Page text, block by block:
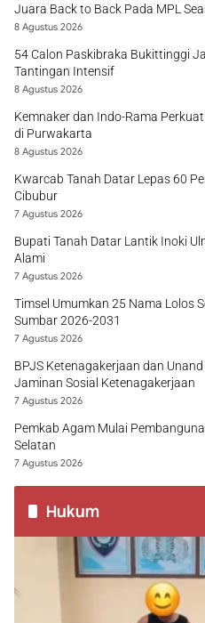
Juara Back to Back Pada MPL
8 Agustus 2026
54 Calon Paskibraka Bukittinggi
Tantingan Intensif
8 Agustus 2026
Kemnaker dan Indo-Rama
di Purwakarta
8 Agustus 2026
Kwarcab Tanah Datar Lepas 60
Cibubur
7 Agustus 2026
Bupati Tanah Datar Lantik Inoki
Alami
7 Agustus 2026
Timsel Umumkan 25 Nama Lolos
Sumbar 2026-2031
7 Agustus 2026
BPJS Ketenagakerjaan dan
Jaminan Sosial Ketenagakerjaan
7 Agustus 2026
Pemkab Agam Mulai
Selatan
7 Agustus 2026
Hukum